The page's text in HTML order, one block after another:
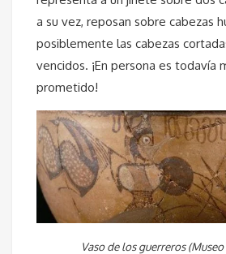
a su vez, reposan sobre cabezas
posiblemente las cabezas
vencidos. ¡En persona es todavía
prometido!
Vaso de los guerreros